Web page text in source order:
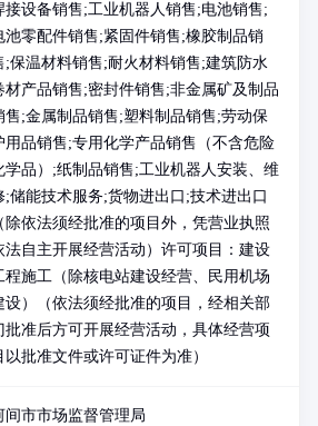
接设备销售;工业机器人销售;电池销售;
池零配件销售;紧固件销售;橡胶制品销
;保温材料销售;耐火材料销售;建筑防水
材产品销售;密封件销售;非金属矿及制品
售;金属制品销售;塑料制品销售;劳动保
用品销售;专用化学产品销售（不含危险
学品）;纸制品销售;工业机器人安装、维
;储能技术服务;货物进出口;技术进出口
除依法须经批准的项目外，凭营业执照
法自主开展经营活动）许可项目：建设
程施工（除核电站建设经营、民用机场
设）（依法须经批准的项目，经相关部
批准后方可开展经营活动，具体经营项
以批准文件或许可证件为准）
间市市场监督管理局